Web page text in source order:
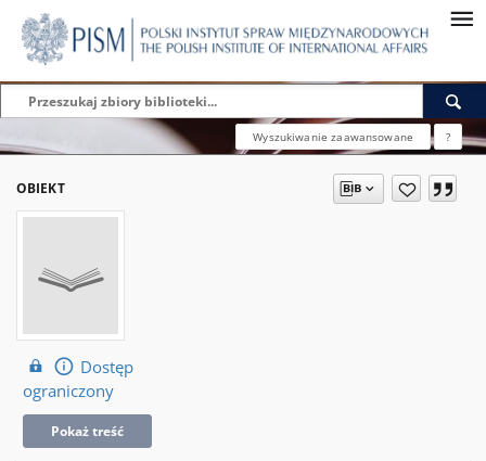
Wyszukiwanie zaawansowane ?
OBIEKT
Dostęp
ograniczony
Pokaż treść